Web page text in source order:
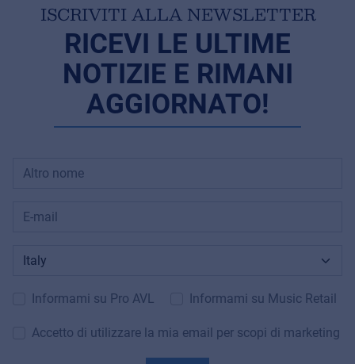
ISCRIVITI ALLA NEWSLETTER
RICEVI LE ULTIME
NOTIZIE E RIMANI
AGGIORNATO!
Informami su Pro AVL Informami su Music Retail
Accetto di utilizzare la mia email per scopi di marketing